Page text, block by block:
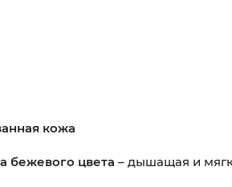
кожа
бежевого цвета – дышащая и